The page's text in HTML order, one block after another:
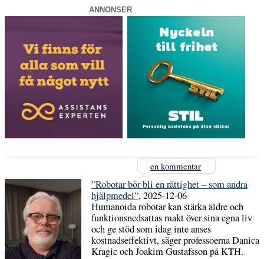
ANNONSER
en kommentar
”Robotar bör bli en rättighet – som andra
hjälpmedel”, 2025-12-06
Humanoida robotar kan stärka äldre och
funktionsnedsattas makt över sina egna liv
och ge stöd som idag inte anses
kostnadseffektivt, säger professoerna Danica
Kragic och Joakim Gustafsson på KTH.